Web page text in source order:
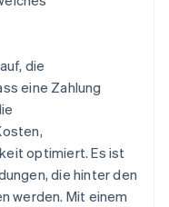
die
eine Zahlung
optimiert. Es ist
die hinter den
werden. Mit einem